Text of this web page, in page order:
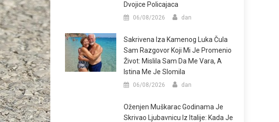
Dvojice Policajaca
06/08/2026 dan
Sakrivena Iza Kamenog Luka Čula
Sam Razgovor Koji Mi Je Promenio
Život: Mislila Sam Da Me Vara, A
Istina Me Je Slomila
06/08/2026 dan
Oženjen Muškarac Godinama Je
Skrivao Ljubavnicu Iz Italije: Kada Je